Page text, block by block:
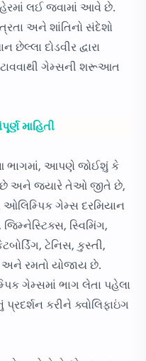
લઈ જવામાં આવે છે.
અને શાંતિનો સંદેશો
દોડવીર દ્વારા
ગેમ્સની શરૂઆત
માહિતી
ભાગમાં, આપણે જોઈશું કે
લે છે અને જ્યારે તેઓ જીતે છે,
ગેમ્સ દરમિયાન
સ્વિમિંગ,
ટેનિસ, કુસ્તી,
અને રમતો યોજાય છે.
ગેમ્સમાં ભાગ લેતા પહેલા
કરીને ક્વોલિફાઇંગ